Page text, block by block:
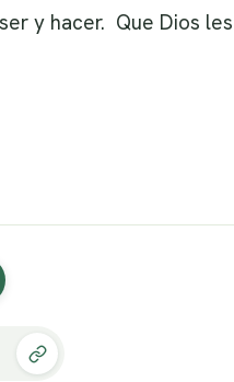
y hacer. Que Dios les